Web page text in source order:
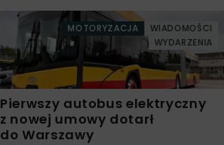
MOTORYZACJA
WIADOMOŚCI
WYDARZENIA
Pierwszy autobus elektryczny
z nowej umowy dotarł
do Warszawy